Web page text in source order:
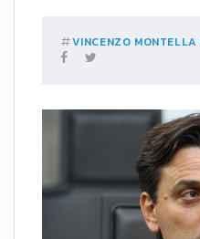
VINCENZO MONTELLA